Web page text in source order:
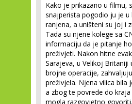
Kako je prikazano u filmu,
snajperista pogodio ju je u
ranjena, a uništeni su joj i
Tada su njene kolege sa
informaciju da je pitanje
preživjeti. Nakon hitne
Sarajeva, u Velikoj Britaniji
brojne operacije,
preživjela. Njena vilica bila
a zbog te povrede do
mogla razgovjetno